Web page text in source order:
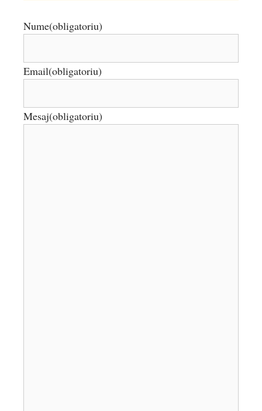
Nume(obligatoriu)
Email(obligatoriu)
Mesaj(obligatoriu)